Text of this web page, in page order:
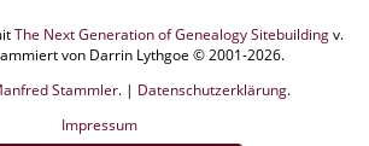
The Next Generation of Genealogy Sitebuildingv.
von Darrin Lythgoe © 2001-2026.
Stammler. | Datenschutzerklärung.
Impressum